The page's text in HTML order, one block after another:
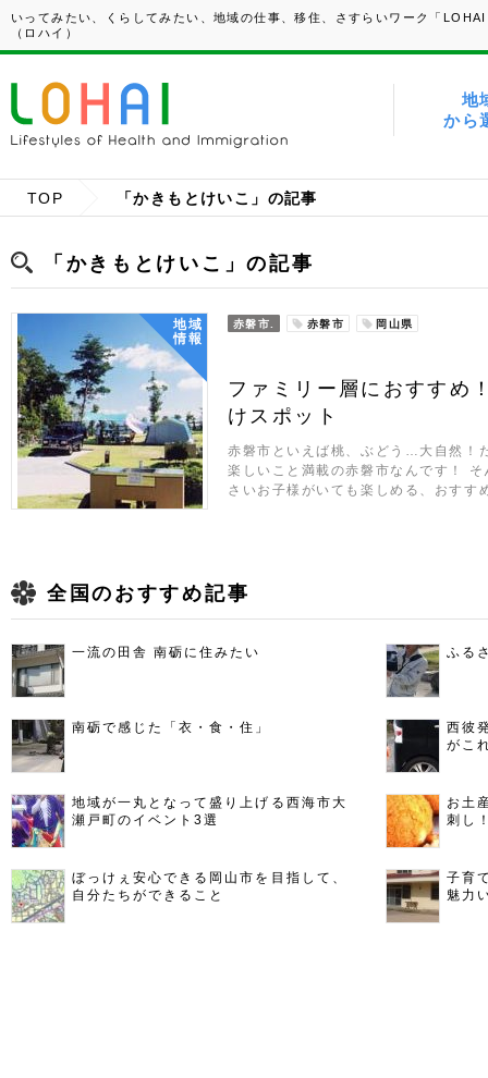
いってみたい、くらしてみたい、地域の仕事、移住、さすらいワーク「
（ロハイ）
地
から
TOP 「かきもとけいこ」の記事
「かきもとけいこ」の記事
地域
情報
赤磐市. 赤磐市 岡山県
ファミリー層におすすめ
けスポット
赤磐市といえば桃、ぶどう…大自然！
楽しいこと満載の赤磐市なんです！
さいお子様がいても楽しめる、おす
全国のおすすめ記事
一流の田舎 南砺に住みたい ふる
南砺で感じた「衣・食・住」
西彼
がこ
地域が一丸となって盛り上げる西海市大
瀬戸町のイベント3選
お土
刺し
ぼっけぇ安心できる岡山市を目指して、
自分たちができること
子育
魅力